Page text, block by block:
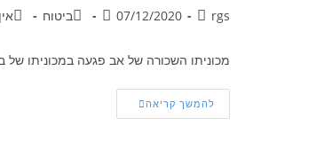
rgs
07/12/2020 ביטוח
מכוניתו השכורה של אב פגעה במכוניתו
להמשך קריאה